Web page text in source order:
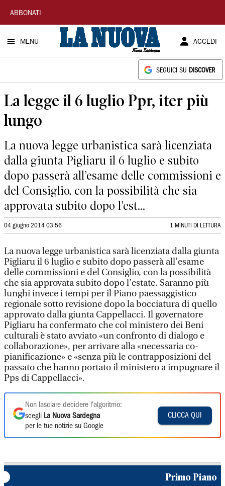
La
Nuova
Sardegna
ABBONATI
MENU ACCEDI
SEGUICI SU DISCOVER
La legge il 6 luglio Ppr, iter più
lungo
La nuova legge urbanistica sarà licenziata
dalla giunta Pigliaru il 6 luglio e subito
dopo passerà all’esame delle commissioni e
del Consiglio, con la possibilità che sia
approvata subito dopo l’est...
04 giugno 2014 03:56 1 MINUTI DI LETTURA
La nuova legge urbanistica sarà licenziata dalla giunta
Pigliaru il 6 luglio e subito dopo passerà all’esame
delle commissioni e del Consiglio, con la possibilità
che sia approvata subito dopo l’estate. Saranno più
lunghi invece i tempi per il Piano paessaggistico
regionale sotto revisione dopo la bocciatura di quello
approvato dalla giunta Cappellacci. Il governatore
Pigliaru ha confermato che col ministero dei Beni
culturali è stato avviato «un confronto di dialogo e
collaborazione», per arrivare alla «necessaria co-
pianificazione» e «senza più le contrapposizioni del
passato che hanno portato il ministero a impugnare il
Pps di Cappellacci».
Non lasciare decidere l'algoritmo:
scegli La Nuova Sardegna
per le tue notizie su Google
CLICCA QUI
Primo Piano